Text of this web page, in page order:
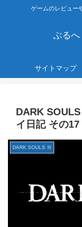
ゲームのレビュー
ぶる
サイトマップ
DARK
イ日記 その17
DARK SOULS Ⅲ